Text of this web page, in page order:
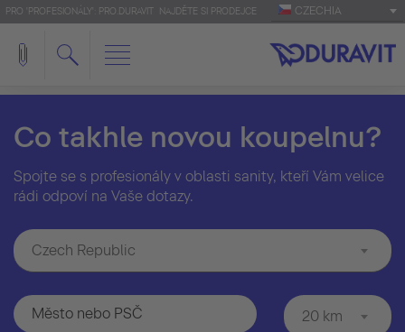
PRO 'PROFESIONÁLY': PRO.DURAVIT NAJDĚTE SI PRODEJCE CZECHIA
Co takhle novou koupelnu?
Spojte se s profesionály v oblasti sanity, kteří Vám velice
rádi odpoví na Vaše dotazy.
Czech Republic
20 km